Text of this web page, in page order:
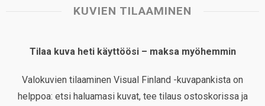
KUVIEN TILAAMINEN
Tilaa kuva heti käyttöösi – maksa myöhemmin
Valokuvien tilaaminen Visual Finland -kuvapankista on
helppoa: etsi haluamasi kuvat, tee tilaus ostoskorissa ja